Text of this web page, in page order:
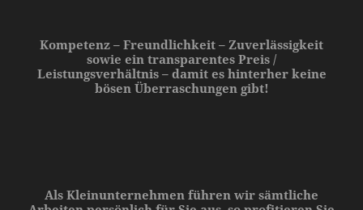
Kompetenz – Freundlichkeit – Zuverlässigkeit
sowie ein transparentes Preis /
Leistungsverhältnis – damit es hinterher keine
bösen Überraschungen gibt!
Als Kleinunternehmen führen wir sämtliche